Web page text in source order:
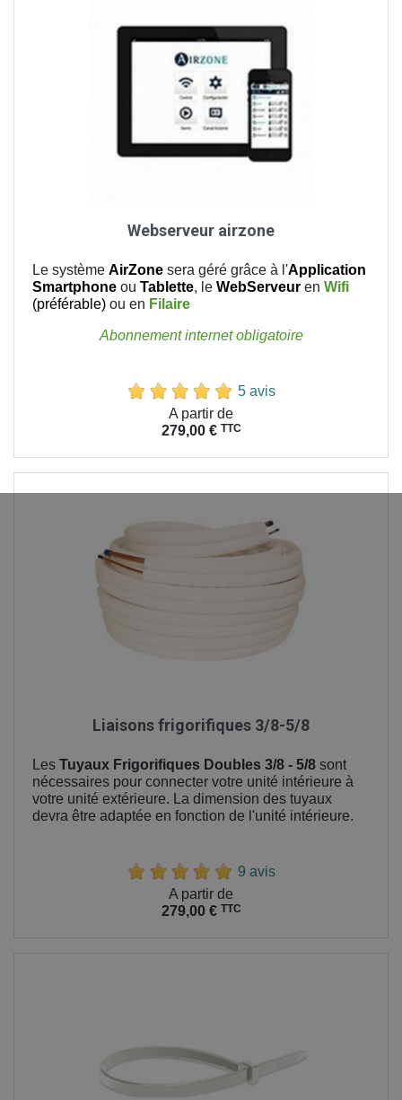
Webserveur airzone
Le système AirZone sera géré grâce à l'Application
Smartphone ou Tablette, le WebServeur en Wifi
(préférable) ou en Filaire
Abonnement internet obligatoire
5 avis
A partir de
279,00 € TTC
Liaisons frigorifiques 3/8-5/8
Les Tuyaux Frigorifiques Doubles 3/8 - 5/8 sont
nécessaires pour connecter votre unité intérieure à
votre unité extérieure. La dimension des tuyaux
devra être adaptée en fonction de l'unité intérieure.
9 avis
A partir de
279,00 € TTC